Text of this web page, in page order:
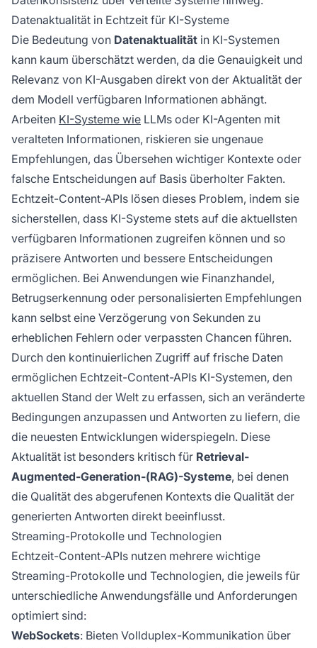
Datenaktualität in Echtzeit für KI-Systeme
Die Bedeutung von Datenaktualität in KI-Systemen
kann kaum überschätzt werden, da die Genauigkeit und
Relevanz von KI-Ausgaben direkt von der Aktualität der
dem Modell verfügbaren Informationen abhängt.
Arbeiten KI-Systeme wie LLMs oder KI-Agenten mit
veralteten Informationen, riskieren sie ungenaue
Empfehlungen, das Übersehen wichtiger Kontexte oder
falsche Entscheidungen auf Basis überholter Fakten.
Echtzeit-Content-APIs lösen dieses Problem, indem sie
sicherstellen, dass KI-Systeme stets auf die aktuellsten
verfügbaren Informationen zugreifen können und so
präzisere Antworten und bessere Entscheidungen
ermöglichen. Bei Anwendungen wie Finanzhandel,
Betrugserkennung oder personalisierten Empfehlungen
kann selbst eine Verzögerung von Sekunden zu
erheblichen Fehlern oder verpassten Chancen führen.
Durch den kontinuierlichen Zugriff auf frische Daten
ermöglichen Echtzeit-Content-APIs KI-Systemen, den
aktuellen Stand der Welt zu erfassen, sich an veränderte
Bedingungen anzupassen und Antworten zu liefern, die
die neuesten Entwicklungen widerspiegeln. Diese
Aktualität ist besonders kritisch für Retrieval-
Augmented-Generation-(RAG)-Systeme, bei denen
die Qualität des abgerufenen Kontexts die Qualität der
generierten Antworten direkt beeinflusst.
Streaming-Protokolle und Technologien
Echtzeit-Content-APIs nutzen mehrere wichtige
Streaming-Protokolle und Technologien, die jeweils für
unterschiedliche Anwendungsfälle und Anforderungen
optimiert sind:
WebSockets: Bieten Vollduplex-Kommunikation über